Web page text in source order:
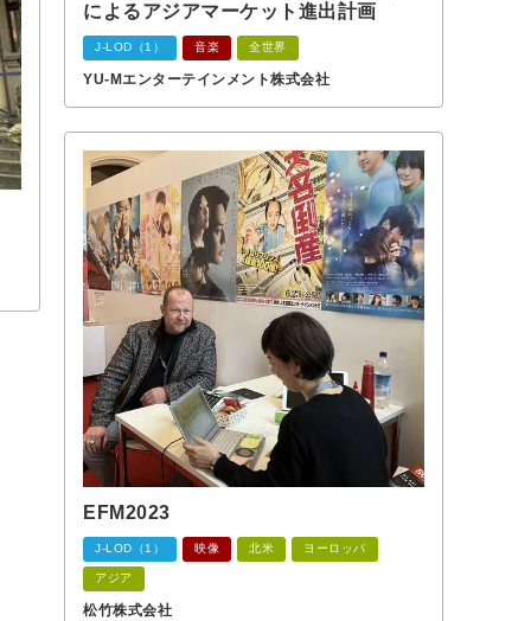
によるアジアマーケット進出計画
J-LOD（1） 音楽 全世界
YU-Mエンターテインメント株式会社
EFM2023
J-LOD（1） 映像 北米 ヨーロッパ
アジア
松竹株式会社